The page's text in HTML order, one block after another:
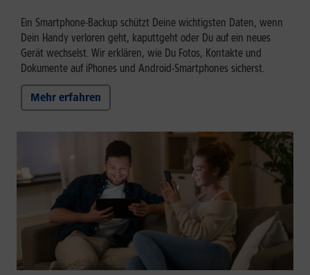
Ein Smartphone-Backup schützt Deine wichtigsten Daten, wenn
Dein Handy verloren geht, kaputtgeht oder Du auf ein neues
Gerät wechselst. Wir erklären, wie Du Fotos, Kontakte und
Dokumente auf iPhones und Android-Smartphones sicherst.
Mehr erfahren